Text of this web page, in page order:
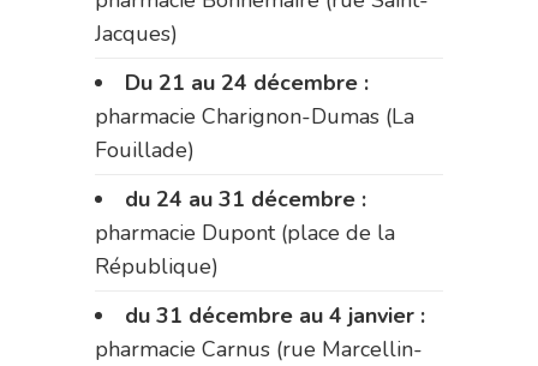
Jacques)
Du 21 au 24 décembre :
pharmacie Charignon-Dumas (La
Fouillade)
du 24 au 31 décembre :
pharmacie Dupont (place de la
République)
du 31 décembre au 4 janvier :
pharmacie Carnus (rue Marcellin-